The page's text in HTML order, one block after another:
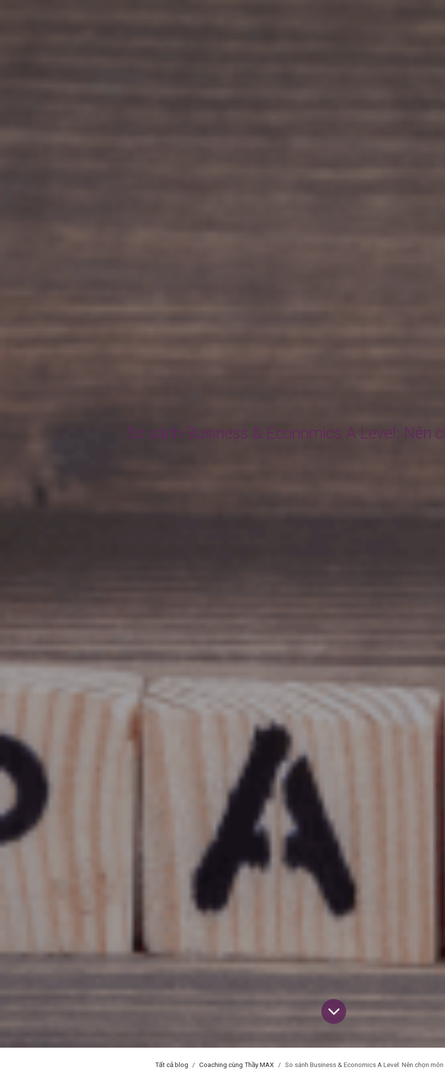
So sánh Business & Economics A Level: Nên
Tất cả blog Coaching cùng Thầy MAX So sánh Business & Economics A Level: Nên chọn môn